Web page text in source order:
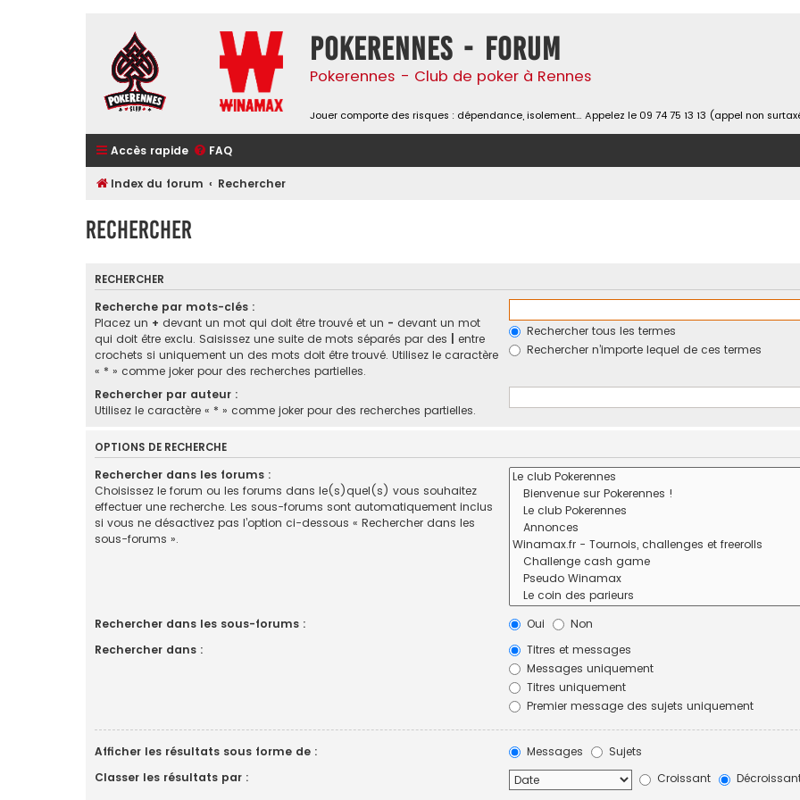
Pokerennes - Forum
Pokerennes - Club de poker à Rennes
Jouer comporte des risques : dépendance, isolement… Appelez le 09 74 75 13 13 (appel non
Accès rapide FAQ
Index du forum Rechercher
Rechercher
RECHERCHER
Recherche par mots-clés :
Placez un + devant un mot qui doit être trouvé et un - devant un mot
qui doit être exclu. Saisissez une suite de mots séparés par des
entre
crochets si uniquement un des mots doit être trouvé. Utilisez le caractère
« * » comme joker pour des recherches partielles.
Rechercher tous les termes
Rechercher n’importe lequel de ces termes
Rechercher par auteur :
Utilisez le caractère « * » comme joker pour des recherches partielles.
OPTIONS DE RECHERCHE
Rechercher dans les forums :
Choisissez le forum ou les forums dans le(s)quel(s) vous souhaitez
effectuer une recherche. Les sous-forums sont automatiquement inclus
si vous ne désactivez pas l’option ci-dessous « Rechercher dans les
sous-forums ».
Rechercher dans les sous-forums : Oui
Non
Rechercher dans :
Titres et messages
Messages uniquement
Titres uniquement
Premier message des sujets uniquement
Afficher les résultats sous forme de : Messages
Sujets
Classer les résultats par :
Croissant